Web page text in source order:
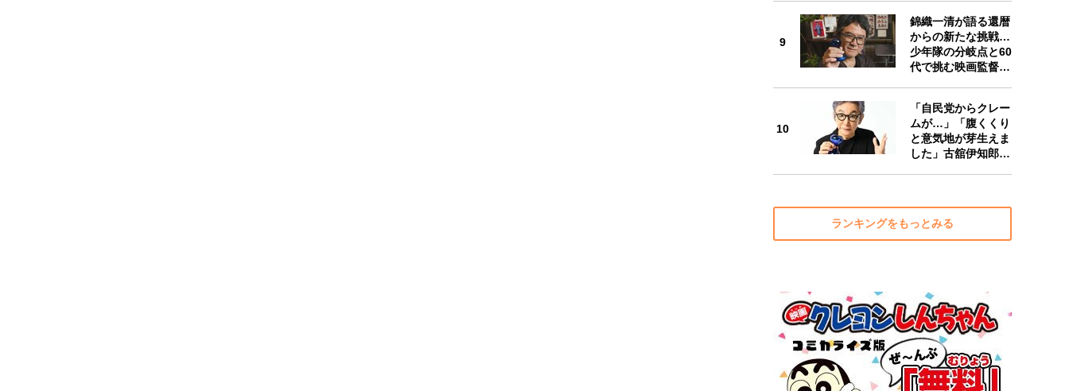
9
錦織一清が語る還暦
からの新たな挑戦…
少年隊の分岐点と60
代で挑む映画監督…
10
「自民党からクレー
ムが…」「腹くくり
と意気地が芽生えま
した」古舘伊知郎…
ランキングをもっとみる